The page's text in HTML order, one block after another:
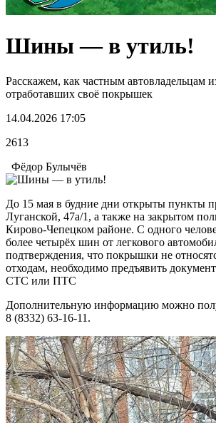
Шины — в утиль!
Расскажем, как частным автовладельцам
отработавших своё покрышек
14.04.2026 17:05
2613
Фёдор Булычёв
До 15 мая в будние дни открыты пункты
Луганской, 47а/1, а также на закрытом
Кирово-Чепецком районе. С одного
более четырёх шин от легкового
подтверждения, что покрышки не
отходам, необходимо предъявить
СТС или ПТС
Дополнительную информацию можно
8 (8332) 63-16-11.